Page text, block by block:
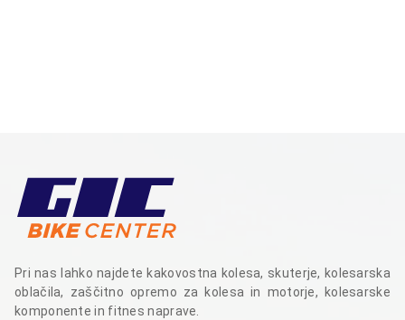
Pri nas lahko najdete kakovostna kolesa, skuterje, kolesarska
oblačila, zaščitno opremo za kolesa in motorje, kolesarske
komponente in fitnes naprave.